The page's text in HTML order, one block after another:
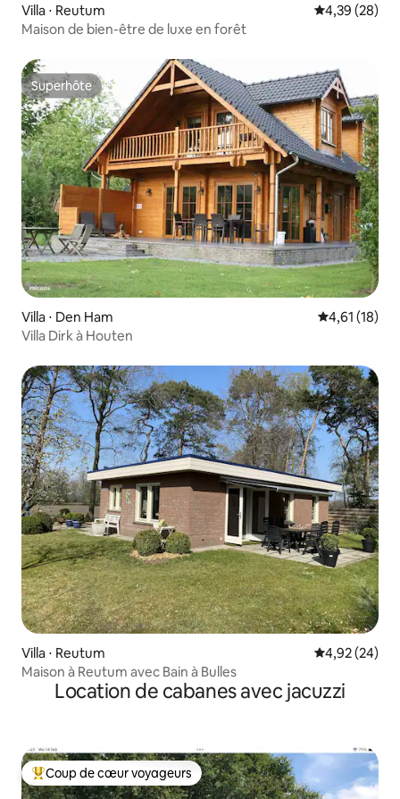
Villa ⋅ Reutum Évaluation
4,39 (28)
Maison de bien-être de luxe en forêt
Superhôte
Superhôte
Villa ⋅ Den Ham Évaluation
4,61 (18)
Villa Dirk à Houten
Villa ⋅ Reutum Évaluation
4,92 (24)
Maison à Reutum avec Bain à Bulles
Location de cabanes avec jacuzzi
Coups de cœur voyageurs les plus appréciés
Coup de cœur voyageurs